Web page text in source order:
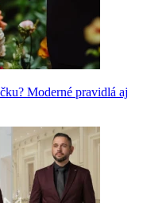
Moderné pravidlá aj